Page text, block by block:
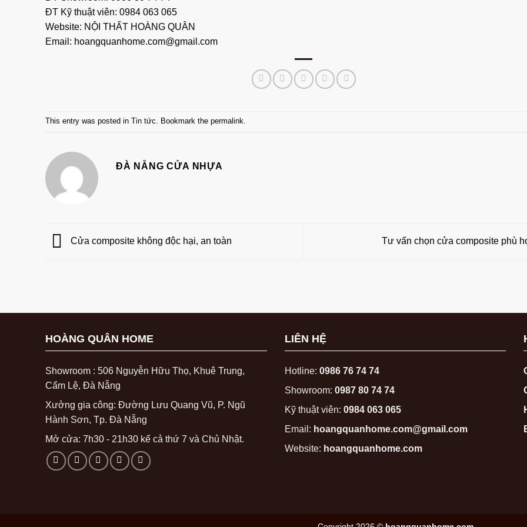
ĐT Kỹ thuật viên: 0984 063 065
Website: NỘI THẤT HOÀNG QUÂN
Email: hoangquanhome.com@gmail.com
This entry was posted in Tin tức. Bookmark the permalink.
ĐÀ NẴNG CỬA NHỰA
Cửa composite không độc hại, an toàn Tư vấn chọn cửa composite phù
HOÀNG QUÂN HOME
Showroom : 506 Nguyễn Hữu Thọ, Khuê Trung,
Cẩm Lệ, Đà Nẵng
Xưởng gia công: Đường Lưu Quang Vũ, P. Ngũ
Hành Sơn, Tp. Đà Nẵng
Mở cửa: 7h30 - 21h30 kể cả thứ 7 và Chủ Nhật.
LIÊN HỆ
Hotline: 0986 76 74 74
Showroom: 0987 80 74 74
Kỹ thuật viên: 0984 063 065
Email: hoangquanhome.com@gmail.com
Website: hoangquanhome.com